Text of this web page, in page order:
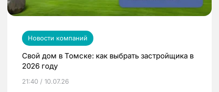
Новости компаний
Свой дом в Томске: как выбрать застройщика в
2026 году
21:40 / 10.07.26